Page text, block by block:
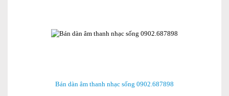
Bán dàn âm thanh nhạc sống 0902.687898